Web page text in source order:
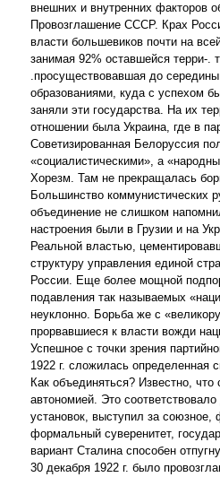
внешних и внутренних факторов
Провозглашение СССР. Крах
власти большевиков почти на
занимая 92% оставшейся терри-
.просуществовавшая до
образованиями, куда с успехом
заняли эти государства. На их
отношении была Украина, где в
Советизированная Белоруссия
«социалистическими», а
Хорезм. Там не прекращалась
Большинство коммунистических
объединение не слишком
настроения были в Грузии и на
Реальной властью,
структуру управления единой
России. Еще более мощной
подавления так называемых
неуклонно. Борьба же с
прорвавшиеся к власти вожди
Успешное с точки зрения
1922 г. сложилась определенная
Как объединяться? Известно,
автономией. Это
установок, выступил за союзное,
формальный суверенитет,
вариант Сталина способен
30 декабря 1922 г. было